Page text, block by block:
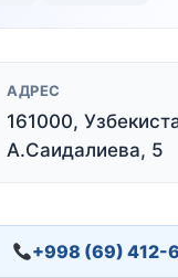
АДРЕС
161000,
А.Саидалиева, 5
+998 (69) 412-